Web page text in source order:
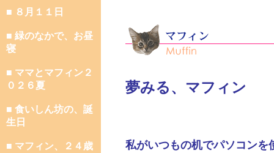
■ ８月１１日
■ 緑のなかで、お昼
寝
■ ママとマフィン２
０２６夏
■ 食いしん坊の、誕
生日
■ マフィン、２４歳
夢みる、マフィン
私がいつもの机でパソコンを